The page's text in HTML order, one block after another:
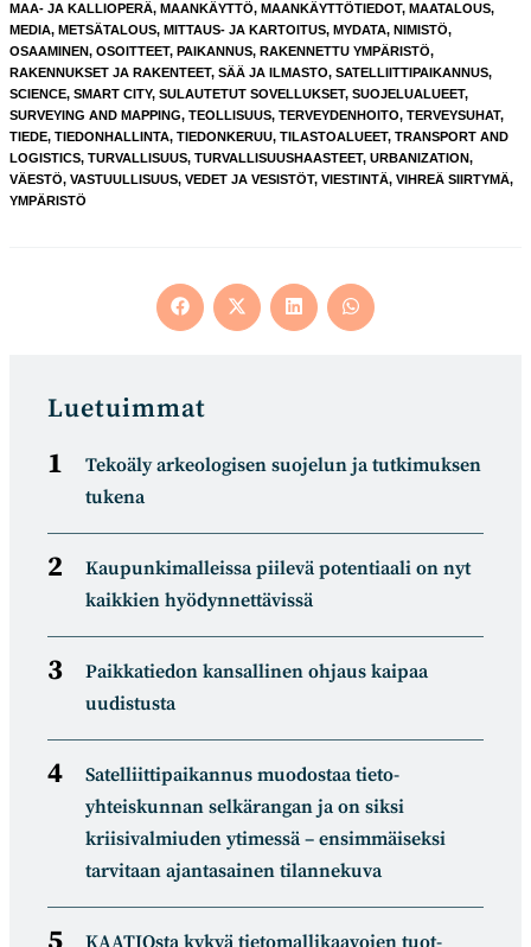
MAA- JA KALLIOPERÄ, MAANKÄYTTÖ, MAANKÄYTTÖTIEDOT, MAATALOUS,
MEDIA, METSÄTALOUS, MITTAUS- JA KARTOITUS, MYDATA, NIMISTÖ,
OSAAMINEN, OSOITTEET, PAIKANNUS, RAKENNETTU YMPÄRISTÖ,
RAKENNUKSET JA RAKENTEET, SÄÄ JA ILMASTO, SATELLIITTIPAIKANNUS,
SCIENCE, SMART CITY, SULAUTETUT SOVELLUKSET, SUOJELUALUEET,
SURVEYING AND MAPPING, TEOLLISUUS, TERVEYDENHOITO, TERVEYSUHAT,
TIEDE, TIEDONHALLINTA, TIEDONKERUU, TILASTOALUEET, TRANSPORT AND
LOGISTICS, TURVALLISUUS, TURVALLISUUSHAASTEET, URBANIZATION,
VÄESTÖ, VASTUULLISUUS, VEDET JA VESISTÖT, VIESTINTÄ, VIHREÄ SIIRTYMÄ,
YMPÄRISTÖ
Opens
in
Opens
in
Opens
in
Opens
in
Luetuimmat
Tekoäly arkeologisen suojelun ja tutkimuksen
tukena
Kaupunkimalleissa piilevä potentiaali on nyt
kaikkien hyödynnettävissä
Paikkatiedon kansallinen ohjaus kaipaa
uudistusta
Satelliitti­paikannus muodostaa tieto­
yhteiskunnan selkä­rangan ja on siksi
kriisivalmiuden ytimessä – ensimmäiseksi
tarvitaan ajantasainen tilannekuva